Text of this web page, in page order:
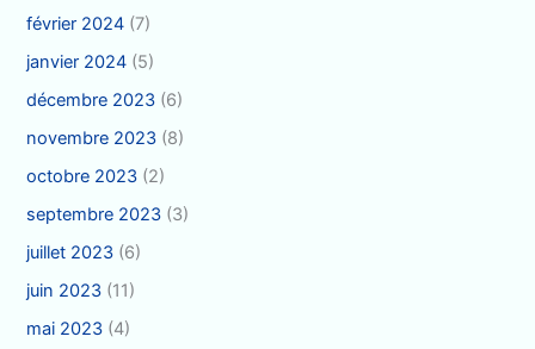
février 2024 (7)
janvier 2024 (5)
décembre 2023 (6)
novembre 2023 (8)
octobre 2023 (2)
septembre 2023 (3)
juillet 2023 (6)
juin 2023 (11)
mai 2023 (4)